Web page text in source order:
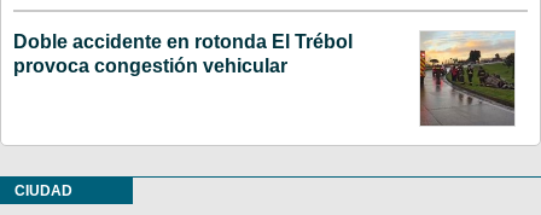
Doble accidente en rotonda El Trébol
provoca congestión vehicular
CIUDAD